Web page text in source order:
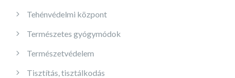
Tehénvédelmi központ
Természetes gyógymódok
Természetvédelem
Tisztítás, tisztálkodás